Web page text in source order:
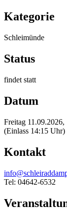
Kategorie
Schleimünde
Status
findet statt
Datum
Freitag
(Einlass 14:15 Uhr)
Kontakt
Tel: 04642-6532